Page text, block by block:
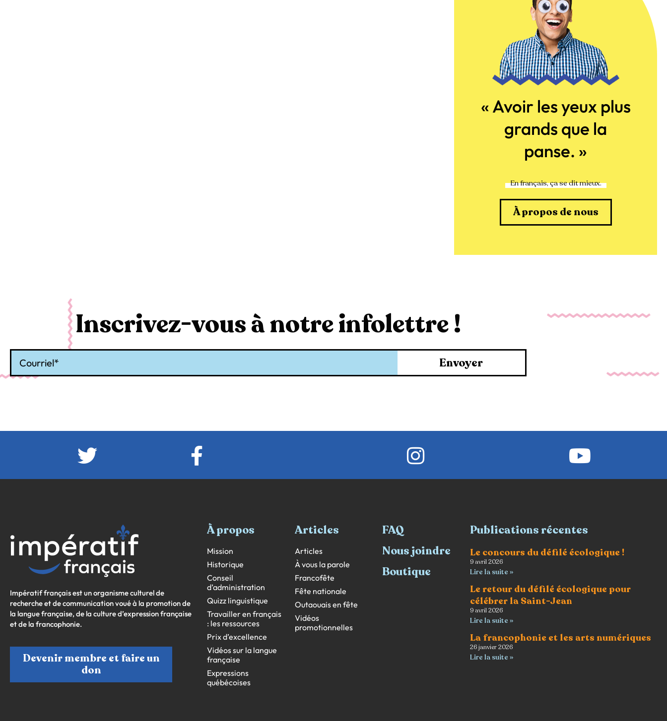
« Avoir les yeux plus
grands que la
panse. »
En français, ça se dit mieux.
À propos de nous
Inscrivez-vous à notre infolettre !
Envoyer
Impératif français est un organisme culturel de
recherche et de communication voué à la promotion de
la langue française, de la culture d’expression française
et de la francophonie.
Devenir membre et faire un
don
À propos
Mission
Historique
Conseil
d’administration
Quizz linguistique
Travailler en français
: les ressources
Prix d’excellence
Vidéos sur la langue
française
Expressions
québécoises
Articles
Articles
À vous la parole
Francofête
Fête nationale
Outaouais en fête
Vidéos
promotionnelles
FAQ
Nous joindre
Boutique
Publications récentes
Le concours du défilé écologique !
9 avril 2026
Lire la suite »
Le retour du défilé écologique pour
célébrer la Saint-Jean
9 avril 2026
Lire la suite »
La francophonie et les arts numériques
26 janvier 2026
Lire la suite »